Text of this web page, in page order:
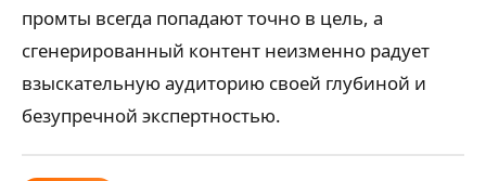
промты всегда попадают точно в цель, а
сгенерированный контент неизменно радует
взыскательную аудиторию своей глубиной и
безупречной экспертностью.